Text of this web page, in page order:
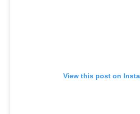
View this post on